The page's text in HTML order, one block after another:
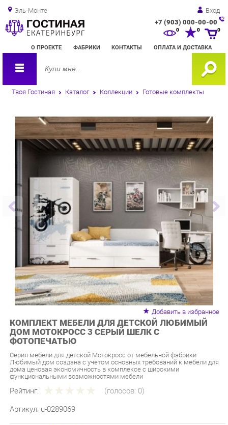
Эль-Монте Вход
+7 (903) 000-00-00
О ПРОЕКТЕ ФАБРИКИ КОНТАКТЫ ОПЛАТА И ДОСТАВКА
0 0
Твоя Гостиная Каталог Коллекции Готовые комплекты
Добавить в избранное
КОМПЛЕКТ МЕБЕЛИ ДЛЯ ДЕТСКОЙ ЛЮБИМЫЙ
ДОМ МОТОКРОСС 3 СЕРЫЙ ШЕЛК С
ФОТОПЕЧАТЬЮ
Серия мебели для детской Мотокросс от мебельной фабрики
дома ценовая экономичность в комплексе с широкими
функциональными возможностями мебели
Рейтинг: (голосов:0)
Артикул: u-0289069
Продавец: